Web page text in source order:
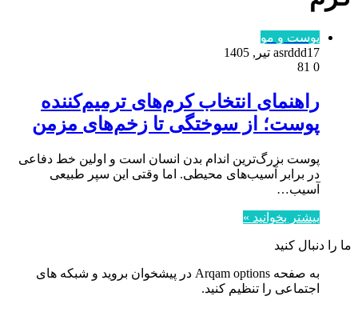
پوست و مو
asrddd17 تیر, 1405
0
راهنمای انتخاب کرم‌های ترمیم‌کننده
پوست؛ از سوختگی تا زخم‌های مزمن
پوست بزرگ‌ترین اندام بدن انسان است و اولین خط دفاعی
در برابر آسیب‌های محیطی. اما وقتی این سپر طبیعی
آسیب…
بیشتر بخوانید »
ما را دنبال کنید
به صفحه Arqam options در پیشخوان بروید و شبکه های
اجتماعی را تنظیم کنید.